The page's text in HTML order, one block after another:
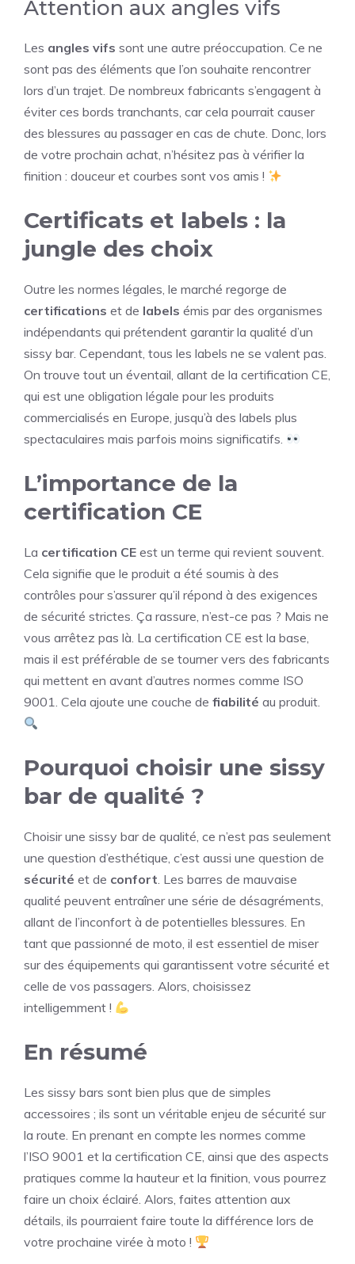
Attention aux angles vifs
Les angles vifs sont une autre préoccupation. Ce ne
sont pas des éléments que l’on souhaite rencontrer
lors d’un trajet. De nombreux fabricants s’engagent à
éviter ces bords tranchants, car cela pourrait causer
des blessures au passager en cas de chute. Donc, lors
de votre prochain achat, n’hésitez pas à vérifier la
finition : douceur et courbes sont vos amis !
Certificats et labels : la
jungle des choix
Outre les normes légales, le marché regorge de
certifications et de labels émis par des organismes
indépendants qui prétendent garantir la qualité d’un
sissy bar. Cependant, tous les labels ne se valent pas.
On trouve tout un éventail, allant de la certification CE,
qui est une obligation légale pour les produits
commercialisés en Europe, jusqu’à des labels plus
spectaculaires mais parfois moins significatifs.
L’importance de la
certification CE
La certification CE est un terme qui revient souvent.
Cela signifie que le produit a été soumis à des
contrôles pour s’assurer qu’il répond à des exigences
de sécurité strictes. Ça rassure, n’est-ce pas ? Mais ne
vous arrêtez pas là. La certification CE est la base,
mais il est préférable de se tourner vers des fabricants
qui mettent en avant d’autres normes comme ISO
9001. Cela ajoute une couche de fiabilité au produit.
Pourquoi choisir une sissy
bar de qualité ?
Choisir une sissy bar de qualité, ce n’est pas seulement
une question d’esthétique, c’est aussi une question de
sécurité et de confort. Les barres de mauvaise
qualité peuvent entraîner une série de désagréments,
allant de l’inconfort à de potentielles blessures. En
tant que passionné de moto, il est essentiel de miser
sur des équipements qui garantissent votre sécurité et
celle de vos passagers. Alors, choisissez
intelligemment !
En résumé
Les sissy bars sont bien plus que de simples
accessoires ; ils sont un véritable enjeu de sécurité sur
la route. En prenant en compte les normes comme
l’ISO 9001 et la certification CE, ainsi que des aspects
pratiques comme la hauteur et la finition, vous pourrez
faire un choix éclairé. Alors, faites attention aux
détails, ils pourraient faire toute la différence lors de
votre prochaine virée à moto !